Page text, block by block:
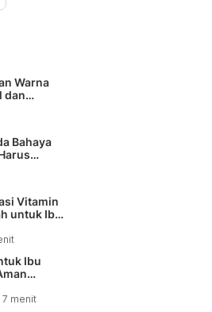
Warna
dan
Bahaya
Vitamin
untuk Ibu
Ibu
7 menit